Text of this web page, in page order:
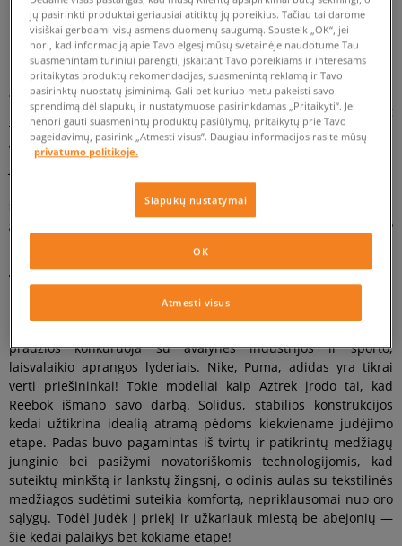
GRĮŽTI
Reebok Aztrek, arba streetstyle moterims
Ieškai idealių bėgimo batų arba treniruotėms? O galbūt tiesiog
Tau reikia laisvalaikio modelio kiekvienai dienai, kuris papildytų
visas Tavo miesto stilizacijas? Rinkis tinką amerikietišką laisvę!
kurios puikiai įsikomponuos į kiekvieną išvaizdą. Kas
svarbiausia, jog jų komfortas leis Tau jaustis lengvai,
garantuojant tai, ko sneakerhead‘ams labiausiai reikia — nieko
Visų svarbiausias yra komfortas
Reebok yra prekės ženklas, kurio nereikia niekam pristatinėti.
pradžios konkuruoja su avalynės industrijos ir sporto,
laisvalaikio aprangos lyderiais. Nike, Puma, adidas yra tikrai
verti priešininkai! Tokie modeliai kaip Aztrek įrodo tai, kad
Reebok išmano savo darbą. Solidūs, stabilios konstrukcijos
kedai užtikrina idealią atramą pėdoms kiekviename judėjimo
etape. Padas buvo pagamintas iš tvirtų ir patikrintų medžiagų
junginio bei pasižymi novatoriškomis technologijomis, kad
suteiktų minkštą ir lankstų žingsnį, o odinis aulas su tekstilinės
medžiagos sudėtimi suteikia komfortą, nepriklausomai nuo oro
sąlygų. Todėl judėk į priekį ir užkariauk miestą be abejonių —
šie kedai palaikys bet kokiame etape!
jų pasirinkti produktai geriausiai atitiktų jų poreikius. Tačiau tai darome
visiškai gerbdami visų asmens duomenų saugumą. Spustelk „OK“, jei
nori, kad informaciją apie Tavo elgesį mūsų svetainėje naudotume Tau
suasmenintam turiniui parengti, įskaitant Tavo poreikiams ir interesams
pritaikytas produktų rekomendacijas, suasmenintą reklamą ir Tavo
pasirinktų nuostatų įsiminimą. Gali bet kuriuo metu pakeisti savo
sprendimą dėl slapukų ir nustatymuose pasirinkdamas „Pritaikyti“. Jei
nenori gauti suasmenintų produktų pasiūlymų, pritaikytų prie Tavo
pageidavimų, pasirink „Atmesti visus”. Daugiau informacijos rasite mūsų
privatumo politikoje.
Slapukų nustatymai
Atmesti visus
OK